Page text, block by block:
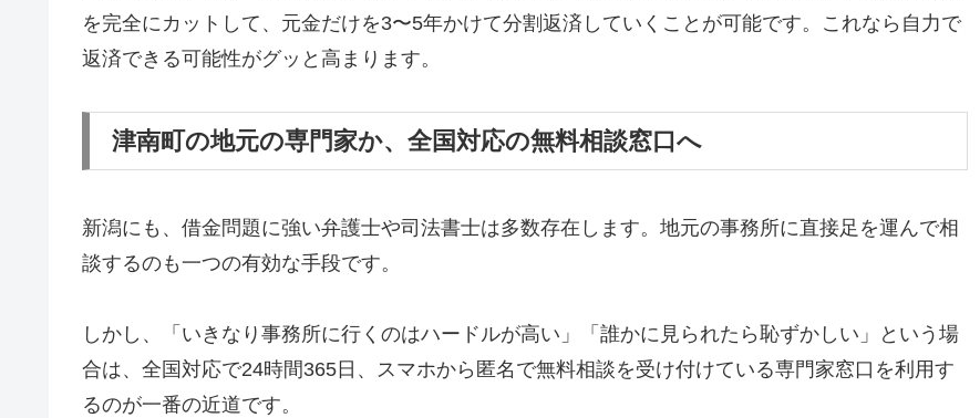
を完全にカットして、元金だけを3〜5年かけて分割返済していくことが可能です。これなら自力で
返済できる可能性がグッと高まります。
津南町の地元の専門家か、全国対応の無料相談窓口へ
新潟にも、借金問題に強い弁護士や司法書士は多数存在します。地元の事務所に直接足を運んで相
談するのも一つの有効な手段です。
しかし、「いきなり事務所に行くのはハードルが高い」「誰かに見られたら恥ずかしい」という場
合は、全国対応で24時間365日、スマホから匿名で無料相談を受け付けている専門家窓口を利用す
るのが一番の近道です。